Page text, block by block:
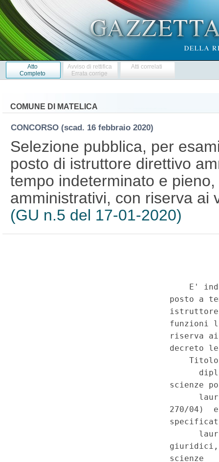
Atto
Completo
Avviso di rettifica
Errata corrige
Atti correlati
COMUNE DI MATELICA
CONCORSO (scad. 16 febbraio 2020)
Selezione pubblica, per
posto di istruttore direttivo
tempo indeterminato e
amministrativi, con riserva ai
(GU n.5 del 17-01-2020)